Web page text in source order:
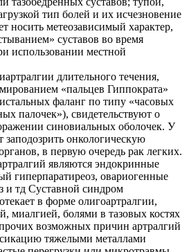
тип болей и их исчезновение
носить метеозависимый характер,
суставов во время
использовании местной
длительного течения,
«пальцев Гиппократа»
фаланг по типу «часовых
палочек»), свидетельствуют о
синовиальных оболочек. У
заподозрить онкологическую
в первую очередь рак легких.
являются эндокринные
гиперпаратиреоз, овариогенные
и тд Суставной синдром
в форме олигоартралгии,
миалгией, болями в тазовых костях
возможных причин артралгий
тяжелыми металлами